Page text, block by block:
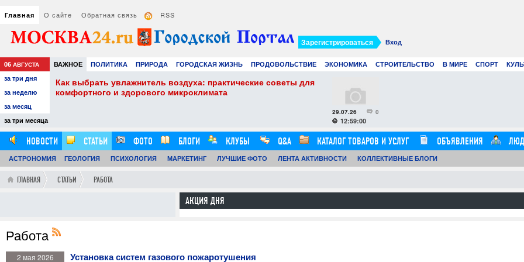
Главная О сайте Обратная связь RSS
Вход
Зарегистрироваться
06 АВГУСТА ВАЖНОЕ ПОЛИТИКА ПРИРОДА ГОРОДСКАЯ ЖИЗНЬ ПРОДОВОЛЬСТВИЕ ЭКОНОМИКА СТРОИТЕЛЬСТВО В МИРЕ СПОРТ
РАЗВЛЕЧЕНИЯ И ОТДЫХ
за три дня
за неделю
за месяц
за три месяца
для
Сэндвич-панели в строительстве: преимущества, особенности и
применение современных материалов
НОВОСТИ СТАТЬИ ФОТО БЛОГИ КЛУБЫ Q&A КАТАЛОГ ТОВАРОВ И УСЛУГ ОБЪЯВЛЕНИЯ
АСТРОНОМИЯ ГЕОЛОГИЯ ПСИХОЛОГИЯ МАРКЕТИНГ ЛУЧШИЕ ФОТО ЛЕНТА АКТИВНОСТИ КОЛЛЕКТИВНЫЕ БЛОГИ
ГЛАВНАЯ СТАТЬИ РАБОТА
АКЦИЯ ДНЯ
Работа
2 мая 2026 Установка систем газового пожаротушения